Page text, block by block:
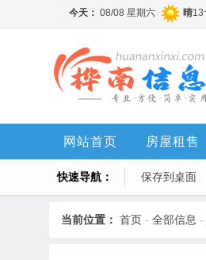
网站首页 房屋租售
快速导航： 保存到桌面
当前位置： 首页 - 全部信息 -